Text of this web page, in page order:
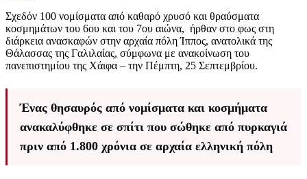
Σχεδόν 100 νομίσματα από καθαρό χρυσό και θραύσματα
κοσμημάτων του 6ου και του 7ου αιώνα, ήρθαν στο φως στη
διάρκεια ανασκαφών στην αρχαία πόλη Ίππος, ανατολικά της
Θάλασσας της Γαλιλαίας, σύμφωνα με ανακοίνωση του
πανεπιστημίου της Χάιφα – την Πέμπτη, 25 Σεπτεμβρίου.
Ένας θησαυρός από νομίσματα και κοσμήματα
ανακαλύφθηκε σε σπίτι που σώθηκε από πυρκαγιά
πριν από 1.800 χρόνια σε αρχαία ελληνική πόλη